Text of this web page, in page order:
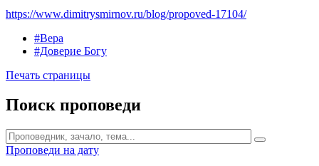
https://www.dimitrysmirnov.ru/blog/propoved-17104/
#Вера
#Доверие Богу
Печать страницы
Поиск проповеди
Проповеди на дату